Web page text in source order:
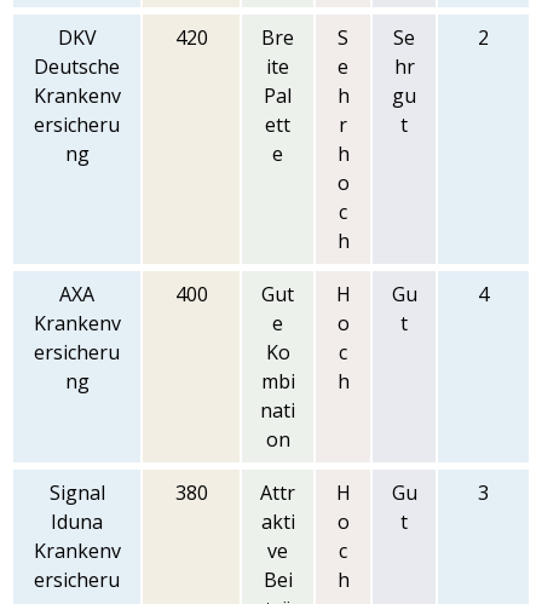
DKV
Deutsche
Krankenv
ersicheru
ng
420
Bre
ite
Pal
ett
e
S
e
h
r
h
o
c
h
Se
hr
gu
t
2
AXA
Krankenv
ersicheru
ng
400
Gut
e
Ko
mbi
nati
on
H
o
c
h
Gu
t
4
Signal
Iduna
Krankenv
ersicheru
380
Attr
akti
ve
Bei
H
o
c
h
Gu
t
3